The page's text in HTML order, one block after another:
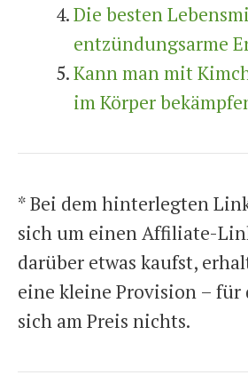
Die besten
entzündungsarme
Kann man mit
im Körper
* Bei dem hinterlegten
sich um einen Affiliate-
darüber etwas kaufst,
eine kleine Provision – für
sich am Preis nichts.